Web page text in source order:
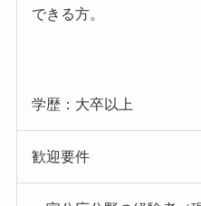
できる方。
学歴：大卒以上
歓迎要件